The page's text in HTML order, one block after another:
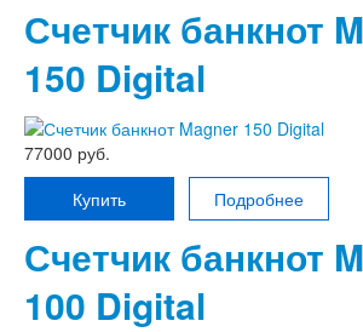
Счетчик банкнот
150 Digital
77000 руб.
Купить
Подробнее
Счетчик банкнот
100 Digital